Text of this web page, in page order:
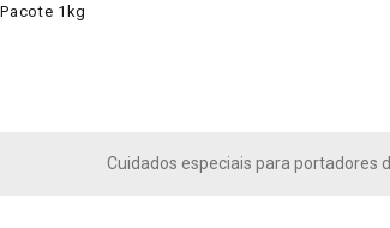
1kg
Cuidados especiais para portadores